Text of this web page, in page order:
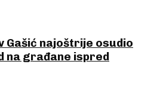
najoštrije osudio
na građane ispred